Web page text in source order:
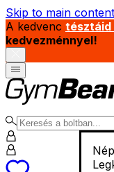
Skip to main content
A kedvenc tésztáid
kedvezménnyel!